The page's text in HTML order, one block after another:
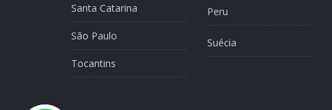
Santa Catarina
São Paulo
Tocantins
Peru
Suécia